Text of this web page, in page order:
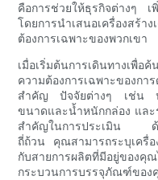
คือการช่วยให้ธุรกิจต่างๆ
โดยการนำเสนอเครื่องสร้า
ต้องการเฉพาะของพวกเขา
เมื่อเริ่มต้นการเดินทางเพื่
ความต้องการเฉพาะของก
สำคัญ ปัจจัยต่างๆ เช่น
ขนาดและน้ำหนักกล่อง แล
สำคัญในการประเมิน ด้ว
ถี่ถ้วน คุณสามารถระบุเครื่อ
กับสายการผลิตที่มีอยู่ข
กระบวนการบรรจุภัณฑ์ของ